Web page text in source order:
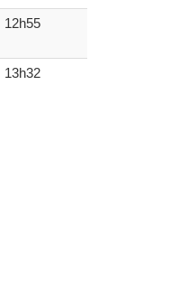
12h55
13h32